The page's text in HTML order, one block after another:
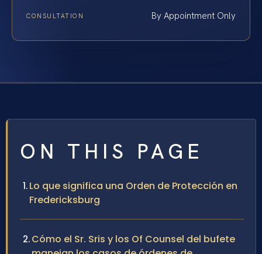
CONSULTATION By Appointment Only
ON THIS PAGE
Lo que significa una Orden de Protección en
Fredericksburg
Cómo el Sr. Sris y los Of Counsel del bufete